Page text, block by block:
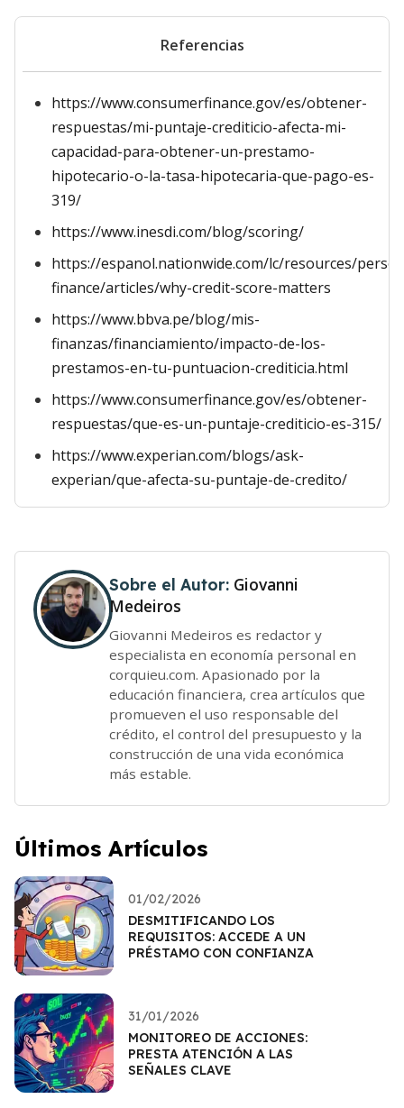
Referencias
https://www.consumerfinance.gov/es/obtener-
respuestas/mi-puntaje-crediticio-afecta-mi-
capacidad-para-obtener-un-prestamo-
hipotecario-o-la-tasa-hipotecaria-que-pago-es-
319/
https://www.inesdi.com/blog/scoring/
https://espanol.nationwide.com/lc/resources/
finance/articles/why-credit-score-matters
https://www.bbva.pe/blog/mis-
finanzas/financiamiento/impacto-de-los-
prestamos-en-tu-puntuacion-crediticia.html
https://www.consumerfinance.gov/es/obtener-
respuestas/que-es-un-puntaje-crediticio-es-315/
https://www.experian.com/blogs/ask-
experian/que-afecta-su-puntaje-de-credito/
Sobre el Autor: Giovanni
Medeiros
Giovanni Medeiros es redactor y
especialista en economía personal en
corquieu.com. Apasionado por la
educación financiera, crea artículos que
promueven el uso responsable del
crédito, el control del presupuesto y la
construcción de una vida económica
más estable.
Últimos Artículos
01/02/2026
DESMITIFICANDO LOS
REQUISITOS: ACCEDE A UN
PRÉSTAMO CON CONFIANZA
31/01/2026
MONITOREO DE ACCIONES:
PRESTA ATENCIÓN A LAS
SEÑALES CLAVE